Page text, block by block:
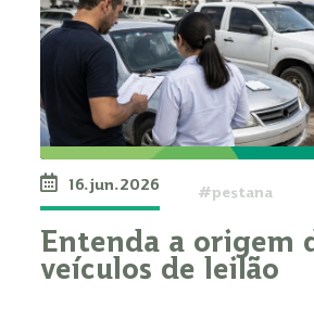
16.jun.2026 #pestana
Entenda a origem
veículos de leilão